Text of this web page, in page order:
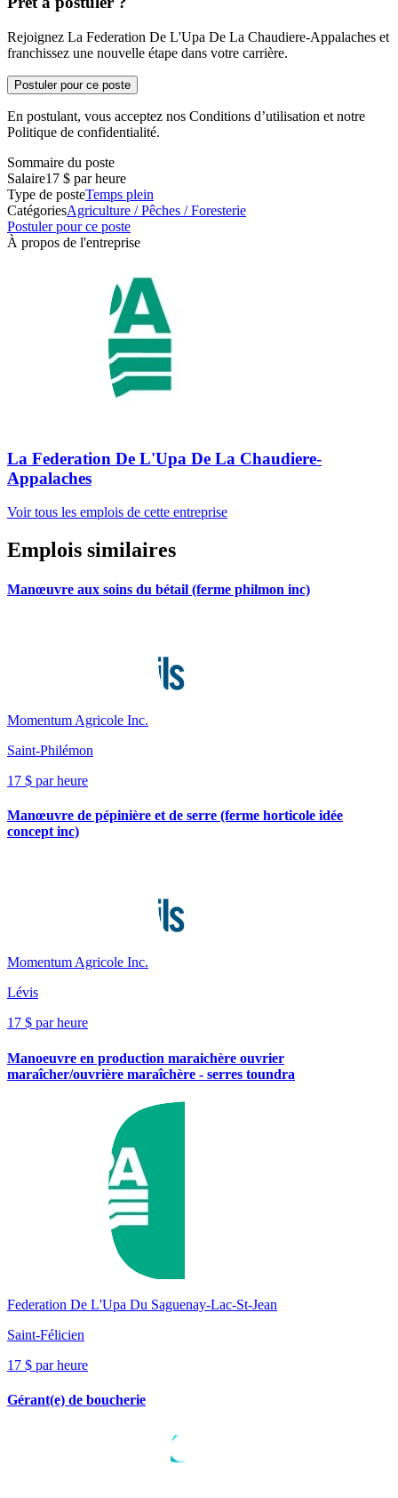
Rejoignez La Federation De L'Upa De La Chaudiere-Appalaches et
franchissez une nouvelle étape dans votre carrière.
Postuler pour ce poste
En postulant, vous acceptez nos Conditions d’utilisation et notre
Politique de confidentialité.
Sommaire du poste
Salaire17 $ par heure
Type de posteTemps plein
CatégoriesAgriculture / Pêches / Foresterie
Postuler pour ce poste
À propos de l'entreprise
La Federation De L'Upa De La Chaudiere-
Appalaches
Voir tous les emplois de cette entreprise
Emplois similaires
Manœuvre aux soins du bétail (ferme philmon inc)
Momentum Agricole Inc.
Saint-Philémon
17 $ par heure
Manœuvre de pépinière et de serre (ferme horticole idée
concept inc)
Momentum Agricole Inc.
Lévis
17 $ par heure
Manoeuvre en production maraichère ouvrier
maraîcher/ouvrière maraîchère - serres toundra
Federation De L'Upa Du Saguenay-Lac-St-Jean
Saint-Félicien
17 $ par heure
Gérant(e) de boucherie